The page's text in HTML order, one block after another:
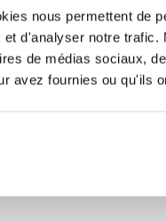
nous permettent de
et d'analyser notre trafic.
de médias sociaux,
avez fournies ou qu'ils
votre
existe une